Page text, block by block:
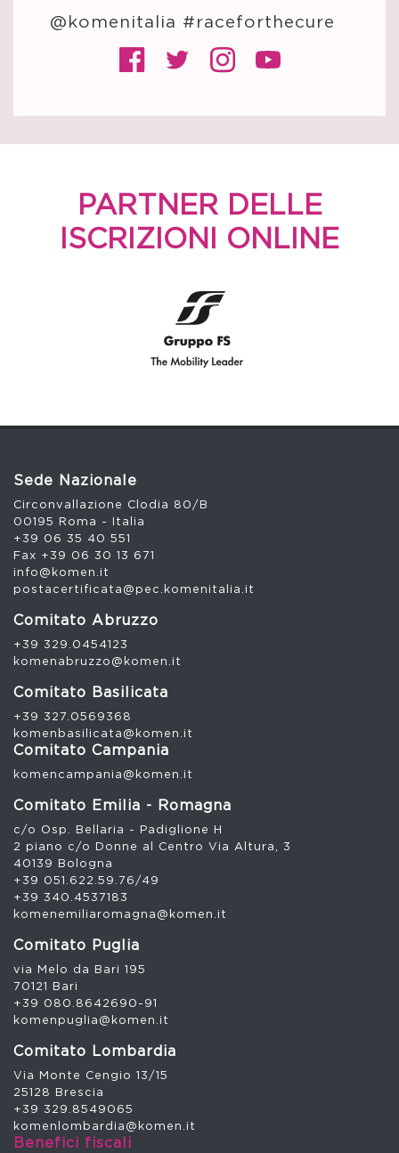
@komenitalia #raceforthecure
PARTNER DELLE
ISCRIZIONI ONLINE
Sede Nazionale
Circonvallazione Clodia 80/B
00195 Roma - Italia
+39 06 35 40 551
Fax +39 06 30 13 671
info@komen.it
postacertificata@pec.komenitalia.it
Comitato Abruzzo
+39 329.0454123
komenabruzzo@komen.it
Comitato Basilicata
+39 327.0569368
komenbasilicata@komen.it
Comitato Campania
komencampania@komen.it
Comitato Emilia - Romagna
c/o Osp. Bellaria - Padiglione H
2 piano c/o Donne al Centro Via Altura, 3
40139 Bologna
+39 051.622.59.76/49
+39 340.4537183
komenemiliaromagna@komen.it
Comitato Puglia
via Melo da Bari 195
70121 Bari
+39 080.8642690-91
komenpuglia@komen.it
Comitato Lombardia
Via Monte Cengio 13/15
25128 Brescia
+39 329.8549065
komenlombardia@komen.it
Benefici fiscali